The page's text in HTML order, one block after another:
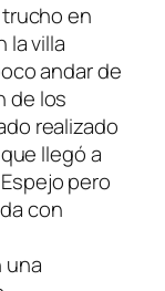
en
la villa
andar de
de los
realizado
llegó a
pero
con
una